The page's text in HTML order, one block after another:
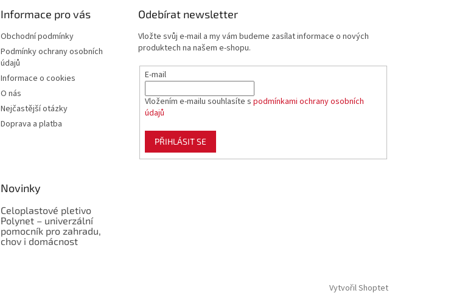
Informace pro vás
Obchodní podmínky
Podmínky ochrany osobních
údajů
Informace o cookies
O nás
Nejčastější otázky
Doprava a platba
Odebírat newsletter
Vložte svůj e-mail a my vám budeme zasílat informace o nových
produktech na našem e-shopu.
E-mail
Vložením e-mailu souhlasíte spodmínkami ochrany osobních
údajů
PŘIHLÁSIT SE
Novinky
Celoplastové pletivo
Polynet – univerzální
pomocník pro zahradu,
chov i domácnost
Vytvořil Shoptet